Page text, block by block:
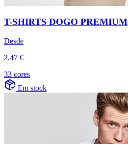
T-SHIRTS DOGO PREMIUM
Desde
2,47 €
33 cores
Em stock